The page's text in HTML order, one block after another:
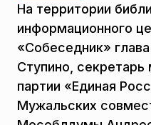
На территории
информационного
«Собеседник»
Ступино, секретарь
партии «Единая
Мужальских